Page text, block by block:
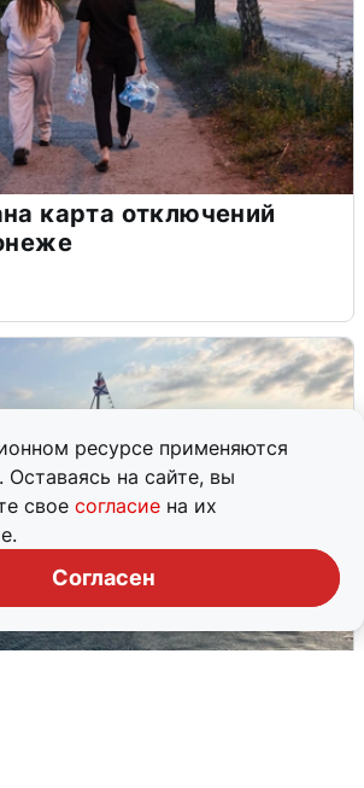
ресурсе применяются
на сайте, вы
свое согласие на их
Согласен
карта отключений